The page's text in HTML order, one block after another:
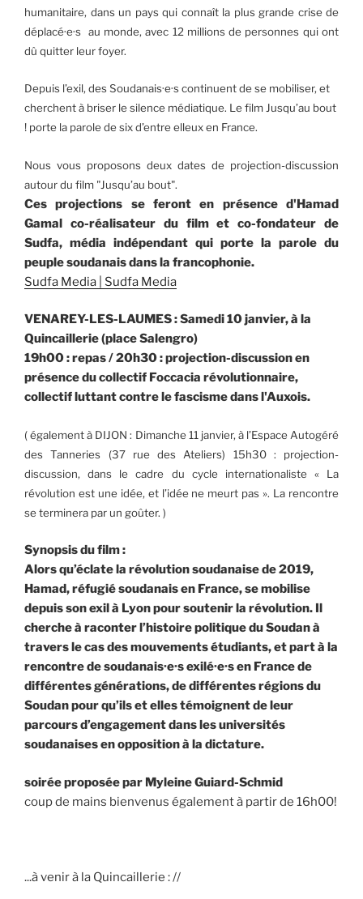
humanitaire, dans un pays qui connaît la plus grande crise de
déplacé·e·s au monde, avec 12 millions de personnes qui ont
dû quitter leur foyer.
Depuis l’exil, des Soudanais·e·s continuent de se mobiliser, et
cherchent à briser le silence médiatique. Le film Jusqu’au bout
! porte la parole de six d’entre elleux en France.
Nous vous proposons deux dates de projection-discussion
autour du film "Jusqu’au bout".
Ces projections se feront en présence d'Hamad
Gamal co-réalisateur du film et co-fondateur de
Sudfa, média indépendant qui porte la parole du
peuple soudanais dans la francophonie.
Sudfa Media | Sudfa Media
VENAREY-LES-LAUMES : Samedi 10 janvier, à la
Quincaillerie (place Salengro)
19h00 : repas / 20h30 : projection-discussion en
présence du collectif Foccacia révolutionnaire,
collectif luttant contre le fascisme dans l'Auxois.
( également à DIJON : Dimanche 11 janvier, à l’Espace Autogéré
des Tanneries (37 rue des Ateliers) 15h30 : projection-
discussion, dans le cadre du cycle internationaliste « La
révolution est une idée, et l’idée ne meurt pas ». La rencontre
se terminera par un goûter. )
Synopsis du film :
Alors qu’éclate la révolution soudanaise de 2019,
Hamad, réfugié soudanais en France, se mobilise
depuis son exil à Lyon pour soutenir la révolution. Il
cherche à raconter l’histoire politique duSoudan à
travers le cas des mouvements étudiants, et part à la
rencontre de soudanais·e·s exilé·e·s en France de
différentes générations, de différentes régions du
Soudan pour qu’ils et ellestémoignent de leur
parcours d’engagement dans les universités
soudanaises en opposition à la dictature.
soirée proposée par Myleine Guiard-Schmid
coup de mains bienvenus également à partir de 16h00!
...à venir à la Quincaillerie : //